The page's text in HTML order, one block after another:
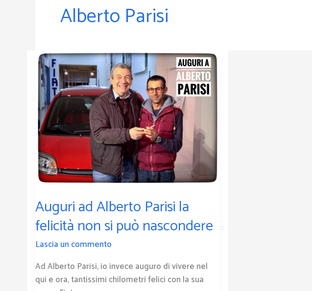
Alberto Parisi
Auguri ad Alberto Parisi la
felicità non si può nascondere
Lascia un commento
Ad Alberto Parisi, io invece auguro di vivere nel
qui e ora, tantissimi chilometri felici con la sua
Auguri
ad
Alberto
Parisi
la
felicità
non
si
può
nascondere